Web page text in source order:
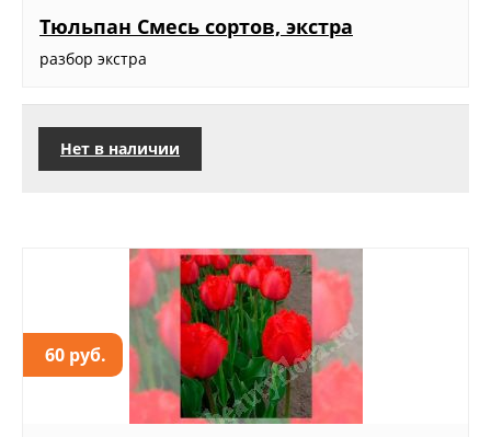
Тюльпан Смесь сортов, экстра
разбор экстра
Нет в наличии
60 руб.